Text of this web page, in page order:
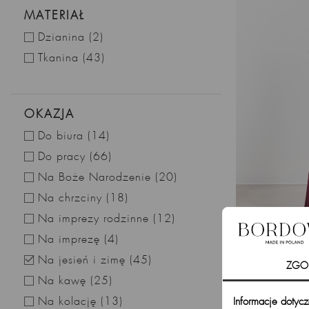
MATERIAŁ
Dzianina (2)
Tkanina (43)
OKAZJA
Do biura (14)
Do pracy (66)
Na Boże Narodzenie (20)
Na chrzciny (18)
Na imprezy rodzinne (12)
Na imprezę (4)
 Na jesień i zimę (45)
Na kawę (25)
Na kolację (13)
Informacje